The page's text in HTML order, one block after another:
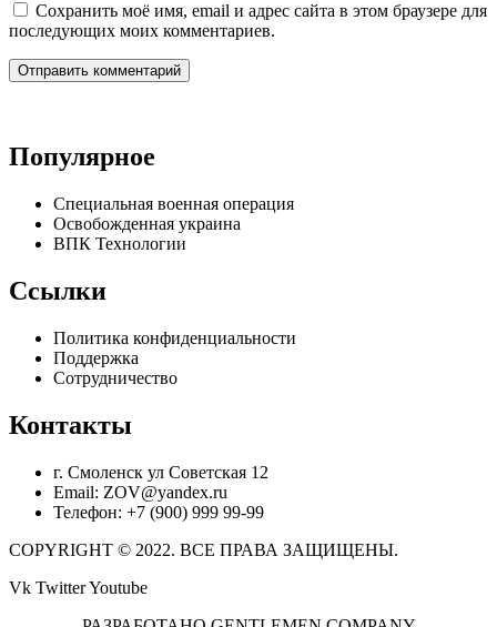
Сохранить моё имя, email и адрес сайта в этом браузере для
последующих моих комментариев.
Популярное
Специальная военная операция
Освобожденная украина
ВПК Технологии
Ссылки
Политика конфиденциальности
Поддержка
Сотрудничество
Контакты
г. Смоленск ул Советская 12
Email: ZOV@yandex.ru
Телефон: +7 (900) 999 99-99
COPYRIGHT © 2022. ВСЕ ПРАВА ЗАЩИЩЕНЫ.
Vk TwitterYoutube